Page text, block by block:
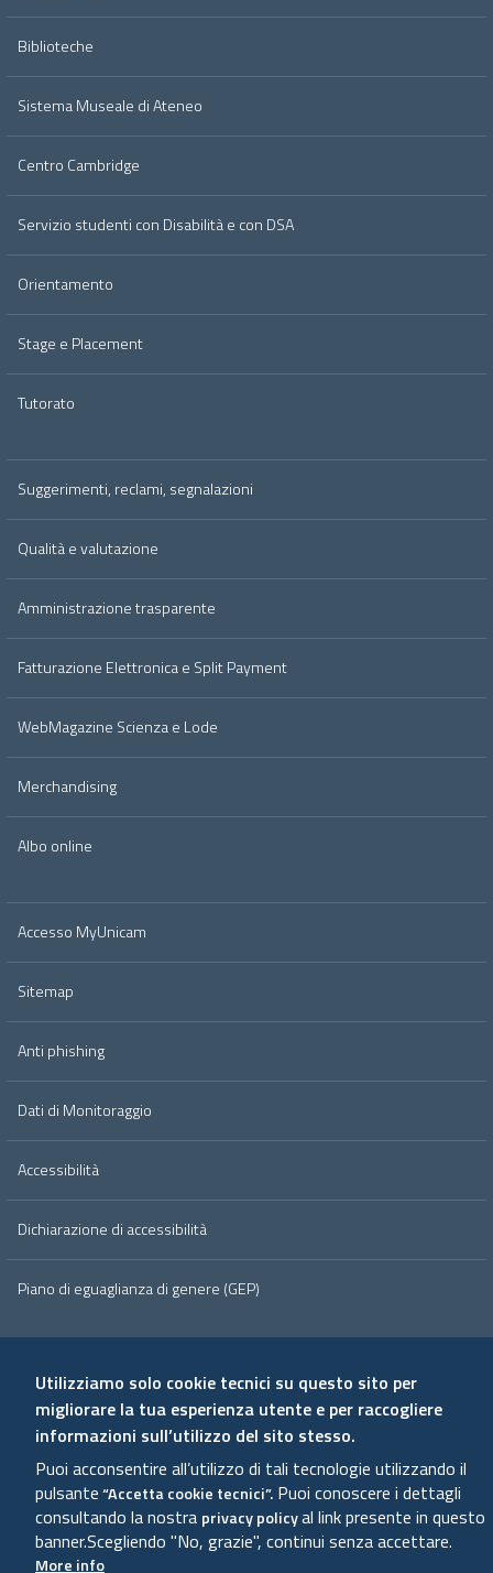
Biblioteche
Sistema Museale di Ateneo
Centro Cambridge
Servizio studenti con Disabilità e con DSA
Orientamento
Stage e Placement
Tutorato
Suggerimenti, reclami, segnalazioni
Qualità e valutazione
Amministrazione trasparente
Fatturazione Elettronica e Split Payment
WebMagazine Scienza e Lode
Merchandising
Albo online
Accesso MyUnicam
Sitemap
Anti phishing
Dati di Monitoraggio
Accessibilità
Dichiarazione di accessibilità
Piano di eguaglianza di genere (GEP)
Small
prints
Useful links section
Privacy Policy Cookie Policy Note Legali Credits
Utilizziamo solo cookie tecnici su questo sito per
migliorare la tua esperienza utente e per raccogliere
informazioni sull’utilizzo del sito stesso.
Puoi acconsentire all’utilizzo di tali tecnologie utilizzando il
pulsante“Accetta cookie tecnici”. Puoi conoscere i dettagli
consultando la nostra privacy policyal link presente in questo
banner.Scegliendo "No, grazie", continui senza accettare.
More info